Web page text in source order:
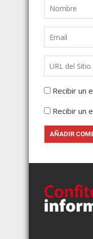
Recibir un
Recibir un